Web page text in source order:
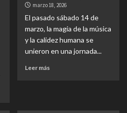
marzo 18, 2026
El pasado sábado 14 de
marzo, la magia de la música
y la calidez humana se
unieron en una jornada...
Leer más